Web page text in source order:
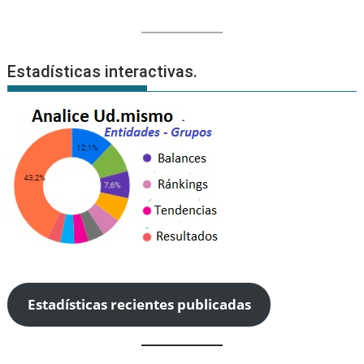
Estadísticas interactivas.
Estadísticas recientes publicadas